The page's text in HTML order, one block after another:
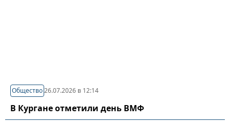
Общество26.07.2026 в 12:14
В Кургане отметили день ВМФ